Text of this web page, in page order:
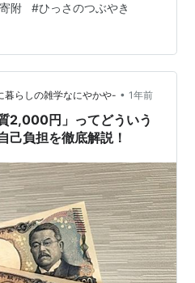
々の暮らしに役立つ家電
ビス、さらには感謝の気持
ど多様な選択肢があるんで
の返礼品選びの視野がグッと
な返礼品をご紹介します。
る「家電」 ふ…
寄附 #ひっさのつぶやき
暮らしの雑学なにやかや- • 1年前
2,000円」ってどういう
己負担を徹底解説！